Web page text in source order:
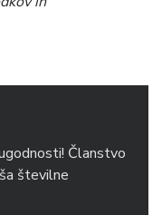
Članstvo
številne